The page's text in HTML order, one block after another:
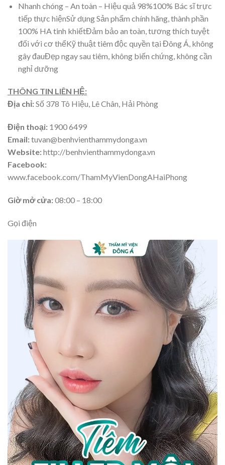
Nhanh chóng – An toàn – Hiệu quả 98%100% Bác sĩ trực
tiếp thực hiệnSử dụng Sản phẩm chính hãng, thành phần
100% HA tinh khiếtĐảm bảo an toàn, tương thích tuyệt
đối với cơ thểKỹ thuật tiêm độc quyền tại Đông Á, không
gây đauĐẹp ngay sau tiêm, không biến chứng, không cần
nghỉ dưỡng
THÔNG TIN LIÊN HỆ:
Địa chỉ:Số 378 Tô Hiệu, Lê Chân, Hải Phòng
Điện thoại: 1900 6499
Email:tuvan@benhvienthammydonga.vn
Website:http://benhvienthammydonga.vn
Facebook:
www.facebook.com/ThamMyVienDongAHaiPhong
Giờ mở cửa:08:00 – 18:00
Gọi điện